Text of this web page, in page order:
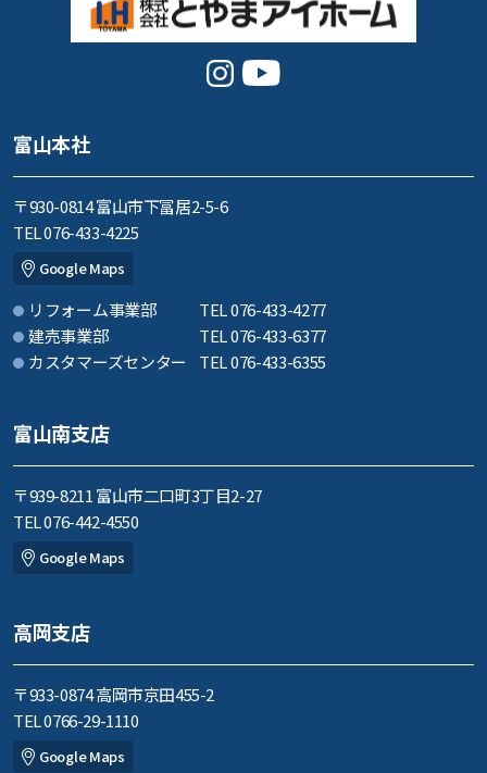
富山本社
〒930-0814 富山市下冨居2-5-6
TEL 076-433-4225
Google Maps
リフォーム事業部
TEL 076-433-4277
建売事業部
TEL 076-433-6377
カスタマーズセンター
TEL 076-433-6355
富山南支店
〒939-8211 富山市二口町3丁目2-27
TEL 076-442-4550
Google Maps
高岡支店
〒933-0874 高岡市京田455-2
TEL 0766-29-1110
Google Maps